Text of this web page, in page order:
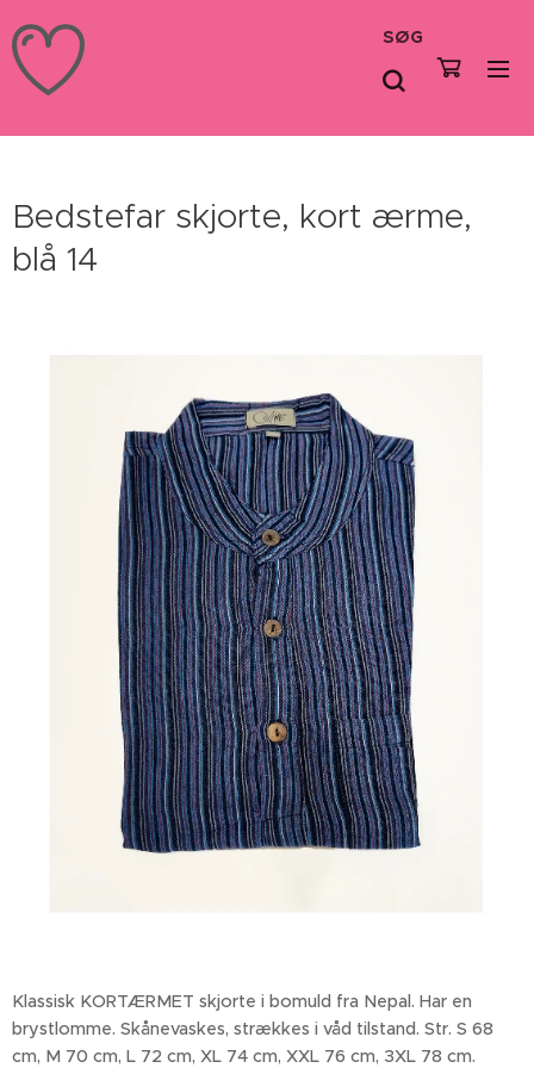
SØG
Bedstefar skjorte, kort ærme,
blå 14
Klassisk KORTÆRMET skjorte i bomuld fra Nepal. Har en
brystlomme. Skånevaskes, strækkes i våd tilstand. Str. S 68
cm, M 70 cm, L 72 cm, XL 74 cm, XXL 76 cm, 3XL 78 cm.